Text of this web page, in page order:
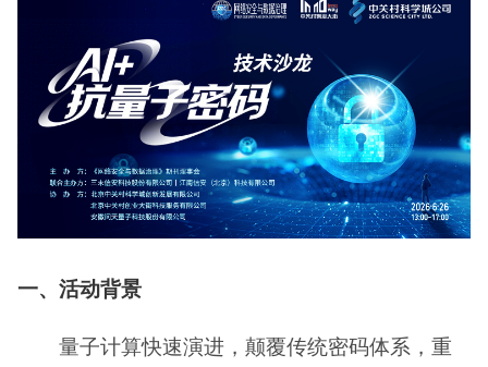
一、活动背景
量子计算快速演进，颠覆传统密码体系，重